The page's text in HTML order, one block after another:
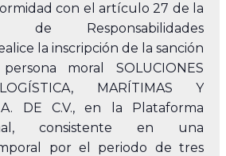
con el artículo 27 de la
de Responsabilidades
la inscripción de la sanción
moral SOLUCIONES
MARÍTIMAS Y
DE C.V., en la Plataforma
consistente en una
por el periodo de tres